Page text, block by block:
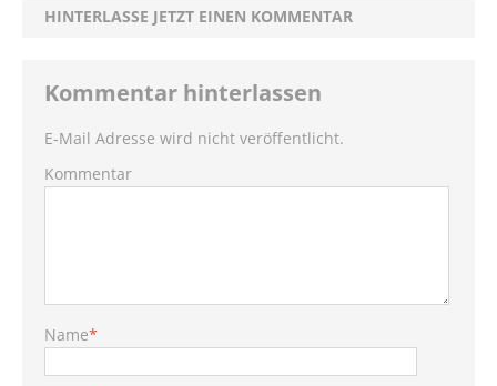
HINTERLASSE JETZT EINEN KOMMENTAR
Kommentar hinterlassen
E-Mail Adresse wird nicht veröffentlicht.
Kommentar
Name*